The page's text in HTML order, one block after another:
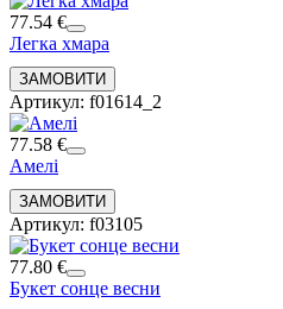
77.54 €
Легка хмара
Артикул: f01614_2
77.58 €
Амелі
Артикул: f03105
77.80 €
Букет сонце весни